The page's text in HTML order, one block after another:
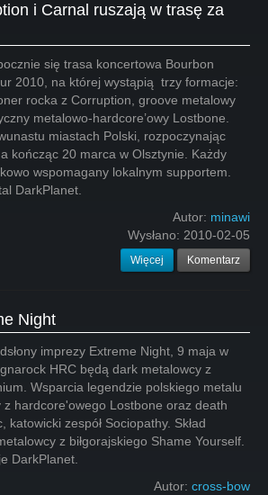
i Carnal ruszają w trasę za
się trasa koncertowa Bourbon
2010, na której wystąpią trzy formacje:
rocka z Corruption, groove metalowy
metalowo-hardcore’owy Lostbone.
miastach Polski, rozpoczynając
kończąc 20 marca w Olsztynie. Każdy
wspomagany lokalnym supportem.
DarkPlanet.
Autor: minawi
Wysłano: 2010-02-05
Więcej Komentarz
Night
imprezy Extreme Night, 9 maja w
HRC będą dark metalowcy z
Wsparcia legendzie polskiego metalu
z hardcore'owego Lostbone oraz death
katowicki zespół Sociopathy. Skład
z biłgorajskiego Shame Yourself.
DarkPlanet.
Autor: cross-bow